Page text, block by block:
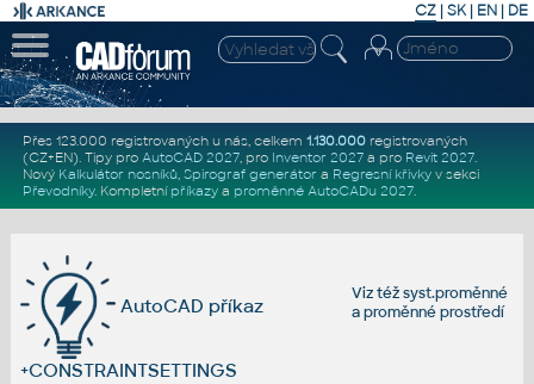
CZ | SK| EN | DE
Přes 123.000 registrovaných u nás, celkem 1.130.000registrovaných
(CZ+EN). Tipy pro AutoCAD 2027, pro Inventor 2027a pro Revit 2027.
Nový Kalkulátor nosníků, Spirograf generátor a Regresní křivkyv sekci
Převodníky. Kompletní příkazya proměnné AutoCADu 2027.
Viz téžsyst.proměnné
aproměnné prostředí
AutoCAD příkaz
+CONSTRAINTSETTINGS